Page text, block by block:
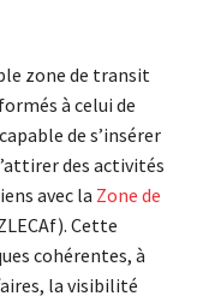
zone de transit
à celui de
de s’insérer
des activités
avec la Zone de
Cette
cohérentes, à
la visibilité